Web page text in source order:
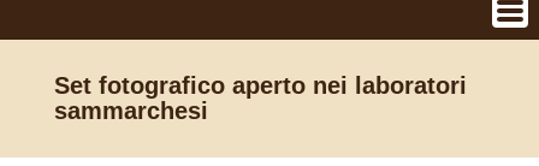
Set fotografico aperto nei laboratori
sammarchesi